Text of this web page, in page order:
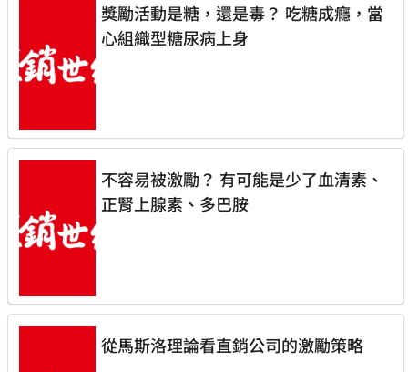
獎勵活動是糖，還是毒？ 吃糖成癮，當
心組織型糖尿病上身
不容易被激勵？ 有可能是少了血清素、
正腎上腺素、多巴胺
從馬斯洛理論看直銷公司的激勵策略